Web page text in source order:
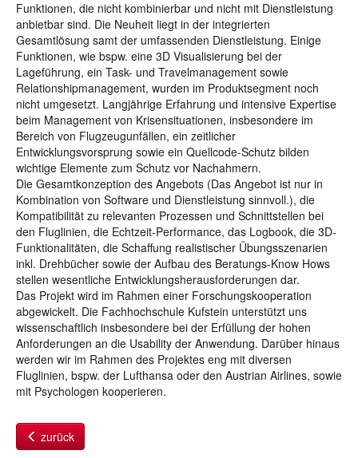
Funktionen, die nicht kombinierbar und nicht mit Dienstleistung
anbietbar sind. Die Neuheit liegt in der integrierten
Gesamtlösung samt der umfassenden Dienstleistung. Einige
Funktionen, wie bspw. eine 3D Visualisierung bei der
Lageführung, ein Task- und Travelmanagement sowie
Relationshipmanagement, wurden im Produktsegment noch
nicht umgesetzt. Langjährige Erfahrung und intensive Expertise
beim Management von Krisensituationen, insbesondere im
Bereich von Flugzeugunfällen, ein zeitlicher
Entwicklungsvorsprung sowie ein Quellcode-Schutz bilden
wichtige Elemente zum Schutz vor Nachahmern.
Die Gesamtkonzeption des Angebots (Das Angebot ist nur in
Kombination von Software und Dienstleistung sinnvoll.), die
Kompatibilität zu relevanten Prozessen und Schnittstellen bei
den Fluglinien, die Echtzeit-Performance, das Logbook, die 3D-
Funktionalitäten, die Schaffung realistischer Übungsszenarien
inkl. Drehbücher sowie der Aufbau des Beratungs-Know Hows
stellen wesentliche Entwicklungsherausforderungen dar.
Das Projekt wird im Rahmen einer Forschungskooperation
abgewickelt. Die Fachhochschule Kufstein unterstützt uns
wissenschaftlich insbesondere bei der Erfüllung der hohen
Anforderungen an die Usability der Anwendung. Darüber hinaus
werden wir im Rahmen des Projektes eng mit diversen
Fluglinien, bspw. der Lufthansa oder den Austrian Airlines, sowie
mit Psychologen kooperieren.
zurück